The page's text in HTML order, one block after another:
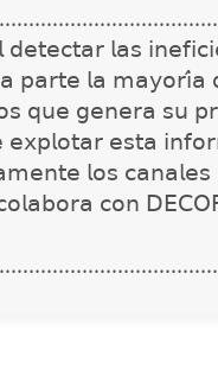
𝗅𝖺𝗌
𝗉𝖺𝗋𝗍𝖾 𝗅𝖺
𝗊𝗎𝖾 𝗀𝖾𝗇𝖾𝗋𝖺 𝗌𝗎
𝖾𝗑𝗉𝗅𝗈𝗍𝖺𝗋 𝖾𝗌𝗍𝖺
𝗅𝗈𝗌
𝖼𝗈𝗇